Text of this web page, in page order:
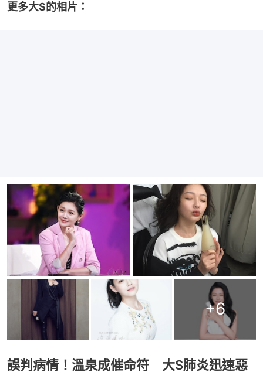
更多大S的相片：
+6
誤判病情！溫泉成催命符 大S肺炎迅速惡